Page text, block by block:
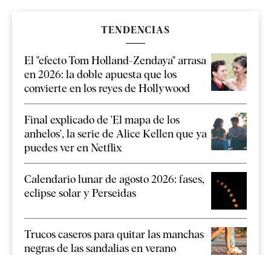
TENDENCIAS
El "efecto Tom Holland-Zendaya" arrasa
en 2026: la doble apuesta que los
convierte en los reyes de Hollywood
Final explicado de 'El mapa de los
anhelos', la serie de Alice Kellen que ya
puedes ver en Netflix
Calendario lunar de agosto 2026: fases,
eclipse solar y Perseidas
Trucos caseros para quitar las manchas
negras de las sandalias en verano